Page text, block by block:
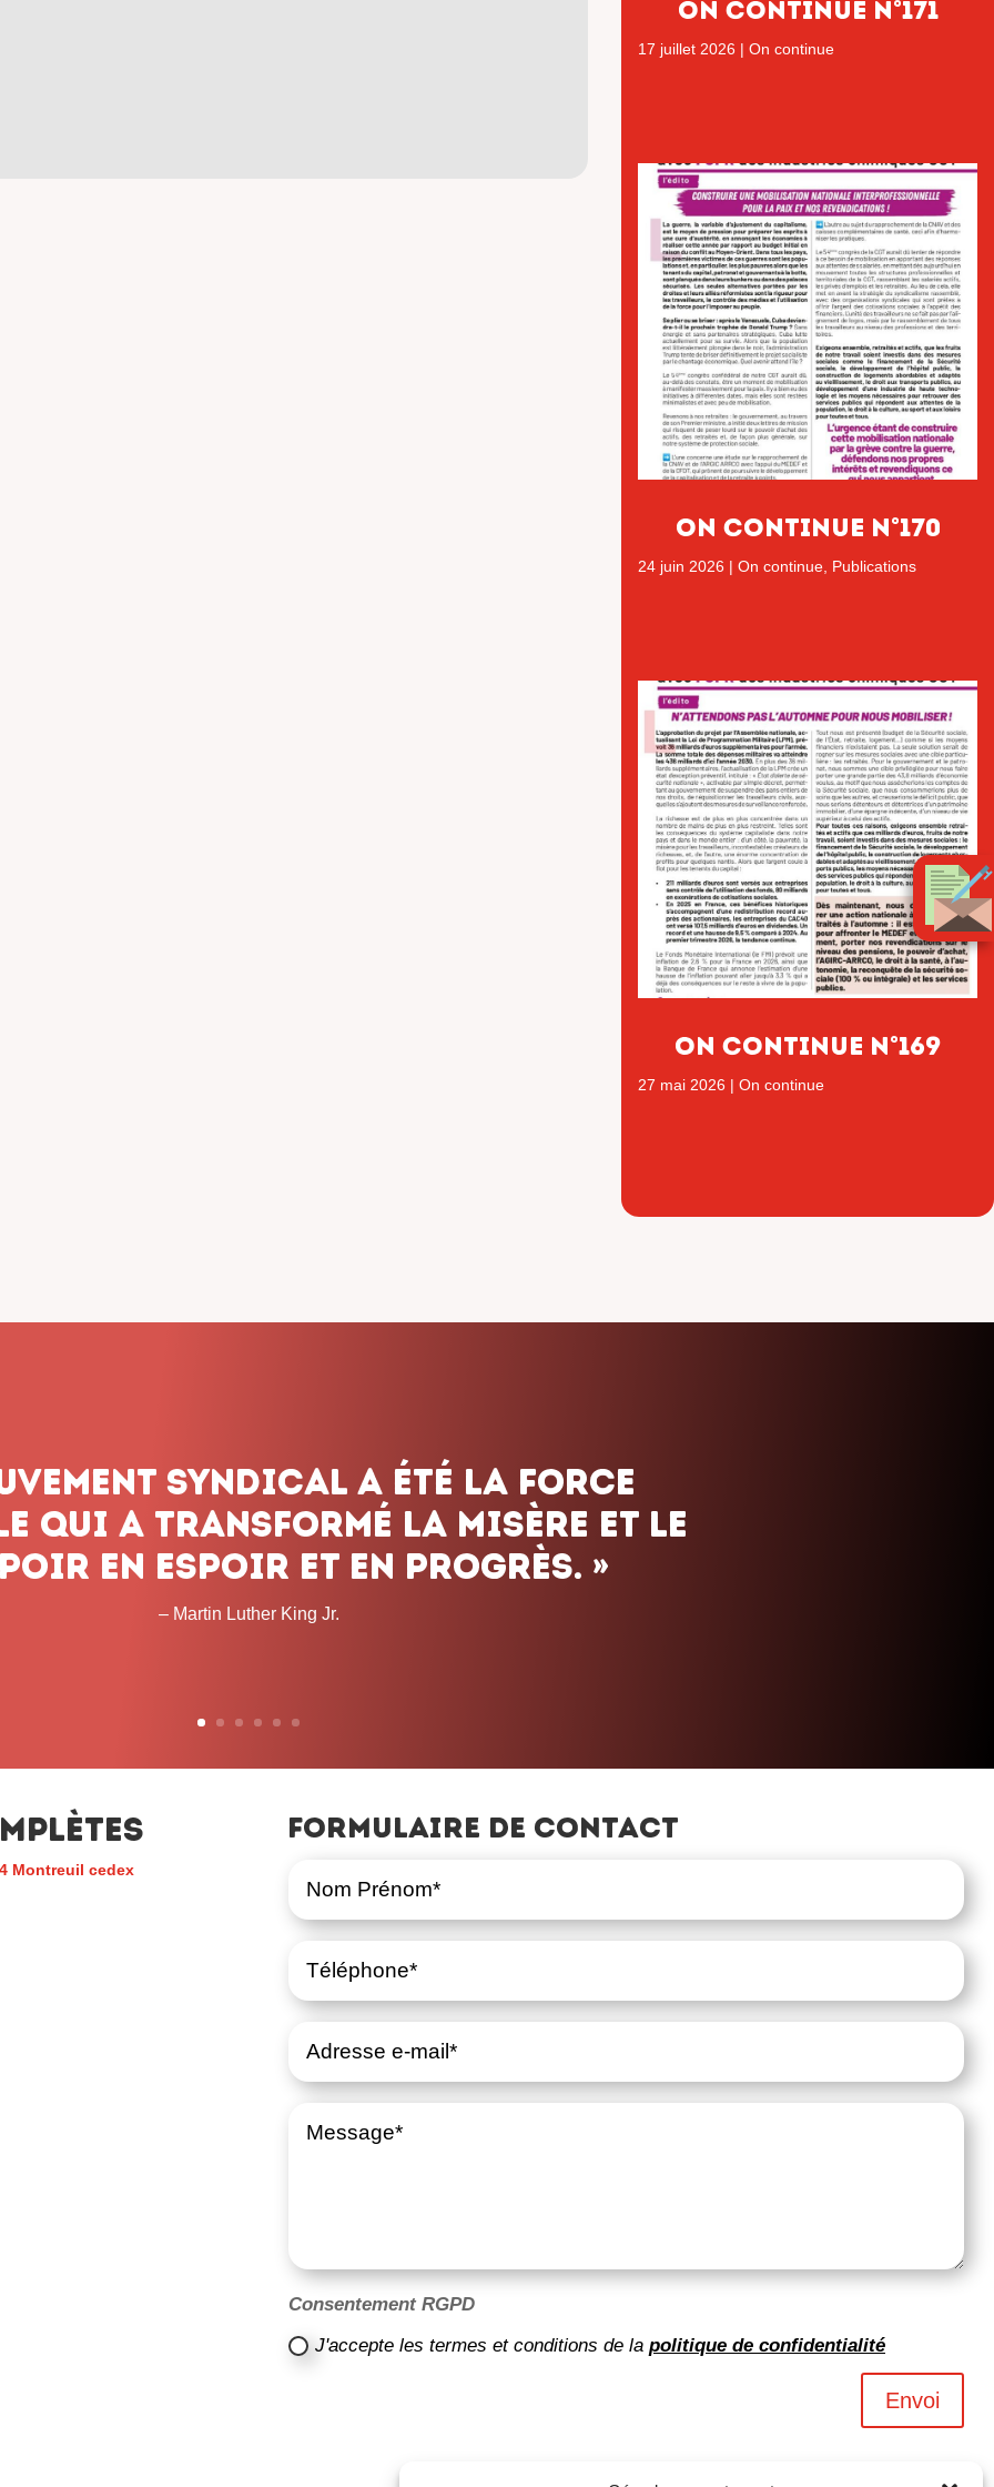
ON CONTINUE N°171
17 juillet 2026 | On continue
ON CONTINUE N°170
24 juin 2026 | On continue, Publications
ON CONTINUE n°169
27 mai 2026 | On continue
Montreuil cedex
Formulaire de contact
Consentement RGPD
J'accepte les termes et conditions de la politique de confidentialité
Envoi